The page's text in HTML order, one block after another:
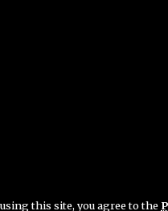
this site, you agree to the